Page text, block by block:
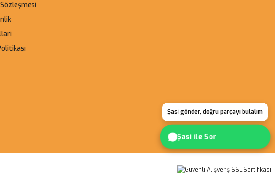
Şasi gönder, doğru parçayı bulalım
Şasi ile Sor